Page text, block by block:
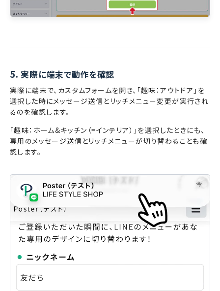
5. 実際に端末で動作を確認
実際に端末で、カスタムフォームを開き、「趣味：アウトドア」を
選択した時にメッセージ送信とリッチメニュー変更が実行され
るのを確認します。
「趣味：ホーム&キッチン（=インテリア）」を選択したときにも、
専用のメッセージ送信とリッチメニューが切り替わることも確
認します。